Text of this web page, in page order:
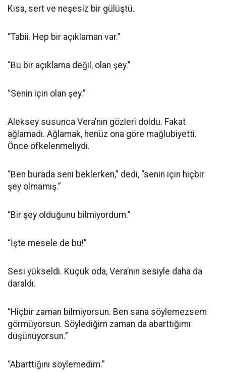
Kısa, sert ve neşesiz bir gülüştü.
“Tabii. Hep bir açıklaman var.”
“Bu bir açıklama değil, olan şey.”
“Senin için olan şey.”
Aleksey susunca Vera’nın gözleri doldu. Fakat
ağlamadı. Ağlamak, henüz ona göre mağlubiyetti.
Önce öfkelenmeliydi.
“Ben burada seni beklerken,” dedi, “senin için hiçbir
şey olmamış.”
“Bir şey olduğunu bilmiyordum.”
“İşte mesele de bu!”
Sesi yükseldi. Küçük oda, Vera’nın sesiyle daha da
daraldı.
“Hiçbir zaman bilmiyorsun. Ben sana söylemezsem
görmüyorsun. Söylediğim zaman da abarttığımı
düşünüyorsun.”
“Abarttığını söylemedim.”